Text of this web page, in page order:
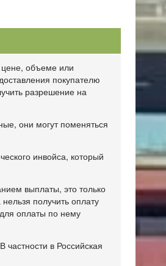
объеме или
покупателю
разрешение на
они могут поменяться
инвойса, который
выплаты, это только
получить оплату
оплаты по нему
в Российская